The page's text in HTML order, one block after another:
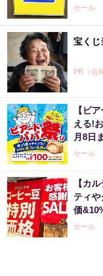
セール
宝くじ
PR（合
「宝
こと”
PR（合
宝く
PR（合
【ビ
える!
月8日
セール
【カ
ティ
価
セール